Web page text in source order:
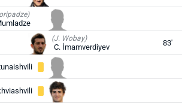
(J. Wobay)
C. İmamverdiyev 83'